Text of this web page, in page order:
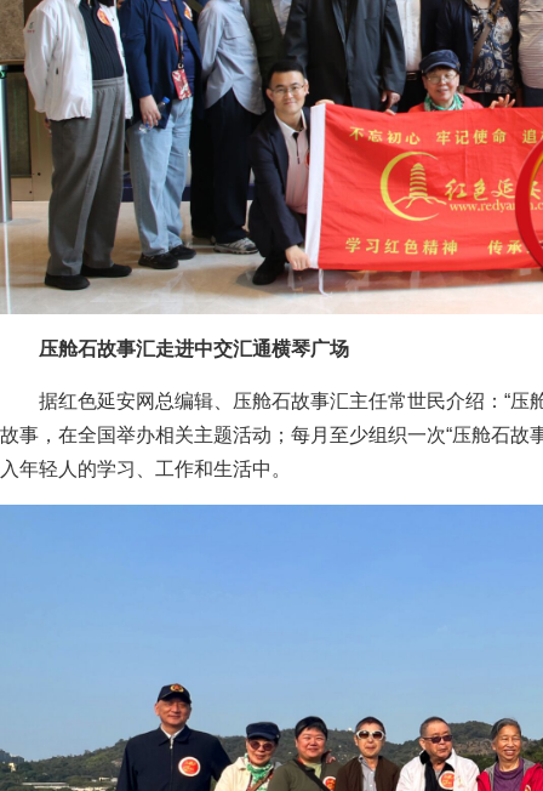
压舱石故事汇走进中交汇通横琴广场
据红色延安网总编辑、压舱石故事汇主任常世民介绍：“
故事，在全国举办相关主题活动；每月至少组织一次“压舱石故
入年轻人的学习、工作和生活中。